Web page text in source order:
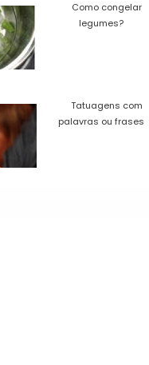
Como congelar
legumes?
Tatuagens com
palavras ou frases